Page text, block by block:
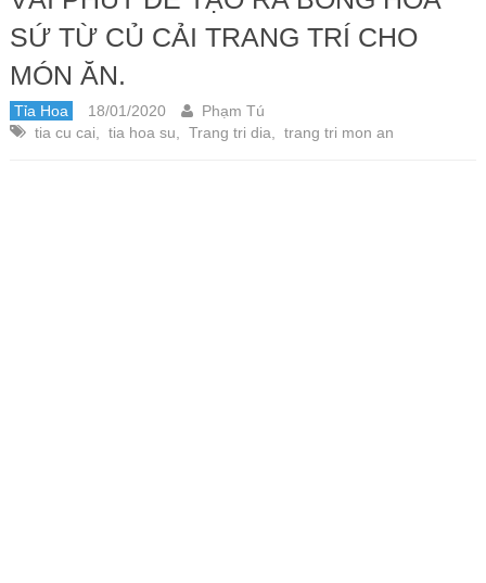
SỨ TỪ CỦ CẢI TRANG TRÍ CHO
MÓN ĂN.
Tỉa Hoa 18/01/2020
Phạm Tú
tia cu cai
tia hoa su Trang tri dia trang tri mon an